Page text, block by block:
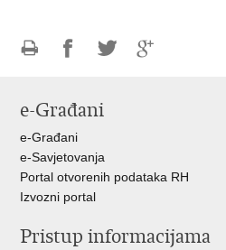
FacebookuTwitteru
e-Građani
e-Građani
e-Savjetovanja
Portal otvorenih podataka RH
Izvozni portal
Pristup informacijama